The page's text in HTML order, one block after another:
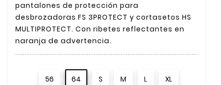
pantalones de protección para
desbrozadoras FS 3PROTECT y cortasetos HS
MULTIPROTECT. Con ribetes reflectantes en
naranja de advertencia.
56 64 S M L XL